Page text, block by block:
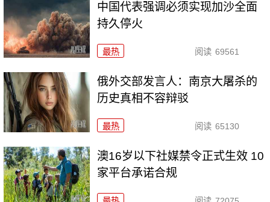
中国代表强调必须实现加沙全面
持久停火
最热 阅读 69561
俄外交部发言人：南京大屠杀的
历史真相不容辩驳
最热 阅读 65130
澳16岁以下社媒禁令正式生效 10
家平台承诺合规